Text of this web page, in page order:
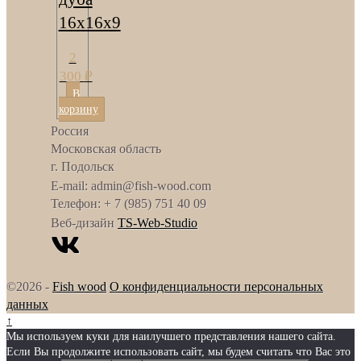
16х16х9
2
300 ₽
В
корзину
Россия
Московская область
г. Подольск
E-mail: admin@fish-wood.com
Телефон: + 7 (985) 751 40 09
Веб-дизайн TS-Web-Studio
©2026 -Fish wood О конфиденциальности персональных
данных
↑
Мы используем куки для наилучшего представления нашего сайта.
Если Вы продолжите использовать сайт, мы будем считать что Вас это